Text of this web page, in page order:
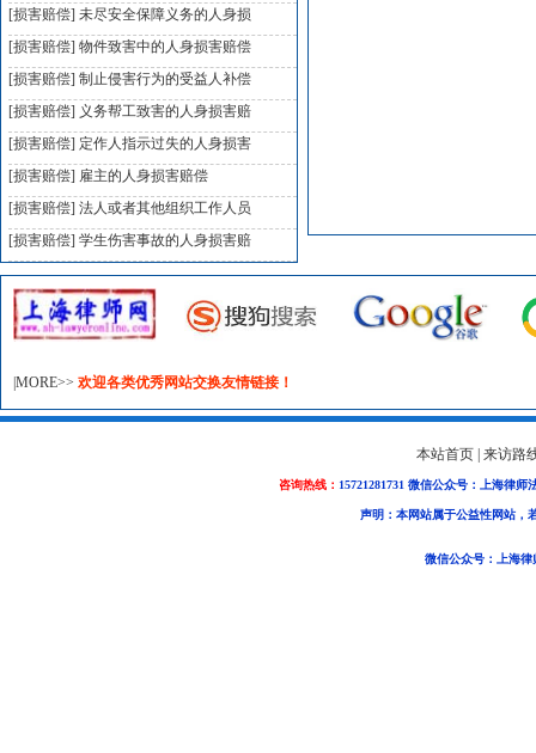
[损害赔偿] 未尽安全保障义务的人身损
[损害赔偿] 物件致害中的人身损害赔偿
[损害赔偿] 制止侵害行为的受益人补偿
[损害赔偿] 义务帮工致害的人身损害赔
[损害赔偿] 定作人指示过失的人身损害
[损害赔偿] 雇主的人身损害赔偿
[损害赔偿] 法人或者其他组织工作人员
[损害赔偿] 学生伤害事故的人身损害赔
|MORE>> 欢迎各类优秀网站交换友情链接！
本站首页 来访路
咨询热线： 15721281731 微信公众号：上海律师
声明：本网站属于公益性网站，
微信公众号：上海